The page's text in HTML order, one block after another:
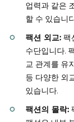
업력과 같은
할 수 있습니
팩션 외교: 팩
수단입니다.
교 관계를 유
등 다양한 외
있습니다.
팩션의 몰락: